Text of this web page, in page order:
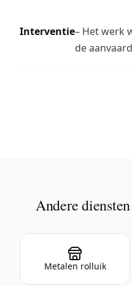
Interventie– Het werk
de
Andere
Metalen rolluik